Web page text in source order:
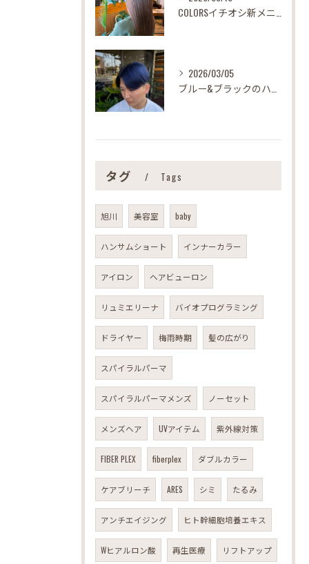
2026/03/05
タグ Tags
旭川 美容室 baby
ハンサムショート インナーカラー
アイロン ヘアビューロン
リュミエリーナ バイオプログラミング
ドライヤー 梅雨時期 髪の広がり
スパイラルパーマ
スパイラルパーマメンズ ノーセット
メンズヘア UVアイテム 紫外線対策
FIBER PLEX fiberplex ダブルカラー
ケアブリーチ ARES シミ たるみ
アンチエイジング ヒト幹細胞培養エキス
Wヒアルロン酸 再生医療 リフトアップ